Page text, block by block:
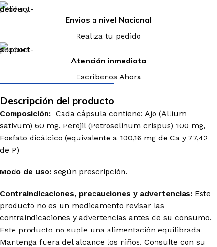
Envios a nivel Nacional
Realiza tu pedido
Atención inmediata
Escríbenos Ahora
Descripción del producto
Composición: Cada cápsula contiene: Ajo (Allium
sativum) 60 mg, Perejil (Petroselinum crispus) 100 mg,
Fosfato dicálcico (equivalente a 100,16 mg de Ca y 77,42
de P)
Modo de uso: según prescripción.
Contraindicaciones, precauciones y advertencias: Este
producto no es un medicamento revisar las
contraindicaciones y advertencias antes de su consumo.
Este producto no suple una alimentación equilibrada.
Mantenga fuera del alcance los niños. Consulte con su